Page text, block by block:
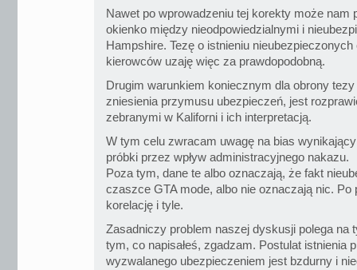
Nawet po wprowadzeniu tej korekty może nam
okienko między nieodpowiedzialnymi i
Hampshire. Tezę o istnieniu
kierowców uzaję więc za prawdopodobną.
Drugim warunkiem koniecznym dla obrony
zniesienia przymusu ubezpieczeń, jest
zebranymi w Kaliforni i ich interpretacją.
W tym celu zwracam uwagę na bias
próbki przez wpływ administracyjnego nakazu.
Poza tym, dane te albo oznaczają, że fakt
czaszce GTA mode, albo nie oznaczają nic. Po
korelację i tyle.
Zasadniczy problem naszej dyskusji polega na
tym, co napisałeś, zgadzam. Postulat istnienia
wyzwalanego ubezpieczeniem jest bzdurny i